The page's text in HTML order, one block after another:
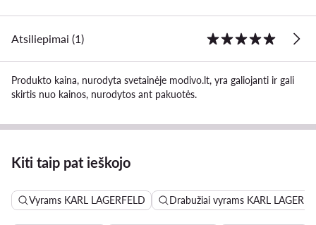
Atsiliepimai (1)
Produkto kaina, nurodyta svetainėje modivo.lt, yra galiojanti ir gali
skirtis nuo kainos, nurodytos ant pakuotės.
Kiti taip pat ieškojo
Vyrams KARL LAGERFELD Drabužiai vyrams KARL